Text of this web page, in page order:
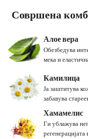
Совршена
Алое вера
Обезбедува
мека и
Камилица
Ја заштитува
забавува
Хамамелис
Ги ублажува